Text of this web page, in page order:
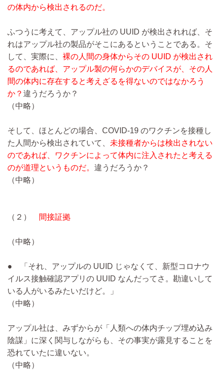
の体内から検出されるのだ。
ふつうに考えて、アップル社の UUID が検出されれば、そ
れはアップル社の製品がそこにあるということである。そ
して、実際に、 裸の人間の身体からその UUID が検出され
るのであれば、アップル製の何らかのデバイスが、その人
間の体内に存在すると考えざるを得ないのではなかろう
か？ 違うだろうか？
（中略）
そして、ほとんどの場合、COVID-19 のワクチンを接種し
た人間から検出されていて、 未接種者からは検出されない
のであれば、ワクチンによって体内に注入されたと考える
のが道理というものだ。 違うだろうか？
（中略）
（２） 間接証拠
（中略）
● 「それ、アップルの UUID じゃなくて、新型コロナウ
イルス接触確認アプリの UUID なんだってさ。勘違いして
いる人がいるみたいだけど。」
（中略）
アップル社は、みずからが「人類への体内チップ埋め込み
陰謀」に深く関与しながらも、その事実が露見することを
恐れていたに違いない。
（中略）